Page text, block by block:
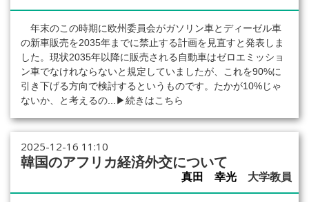
年末のこの時期に欧州委員会がガソリン車とディーゼル車
の新車販売を2035年までに禁止する計画を見直すと発表しま
した。現状2035年以降に販売される自動車はゼロエミッショ
ン車でなけれならないと規定していましたが、これを90%に
引き下げる方向で検討するというものです。たかが10%じゃ
ないか、と考えるの...
▶続きはこちら
2025-12-16 11:10
韓国のアフリカ経済外交について
真田 幸光 大学教員